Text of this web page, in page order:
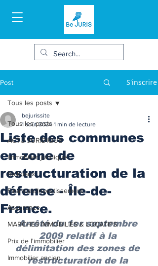
Post S'inscrire
Tous les posts
ACTU JURIDIQUE
Immobilier juridique
Bail/baux
Finances/Investissement
Assurance
MARCHES IMMOBILIES & LOCATIFS
Prix de l'immobilier
Immobilier ancien
Tous les posts
Liste des communes
en zone de
restructuration de la
défense - Île-de-
France.
bejurissite
1 août 2024 1 min de lecture
Arrêté du 1er septembre
2009 relatif à la
délimitation des zones de
restructuration de la